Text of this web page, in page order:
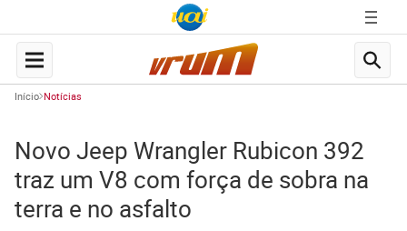
Início Notícias
Novo Jeep Wrangler Rubicon 392
traz um V8 com força de sobra na
terra e no asfalto